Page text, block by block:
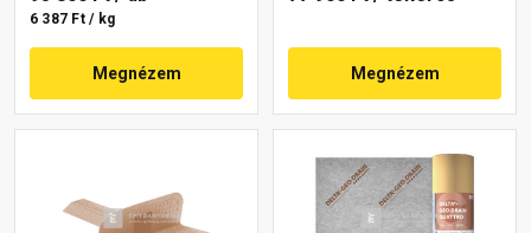
6 387 Ft / kg
Megnézem Megnézem